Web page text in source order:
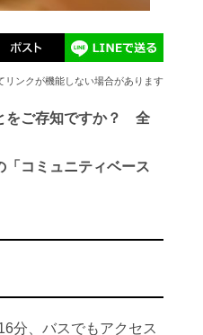
リンクが機能しない場合があります
をご存知ですか？ 全
コミュニティベース
分、バスでもアクセス